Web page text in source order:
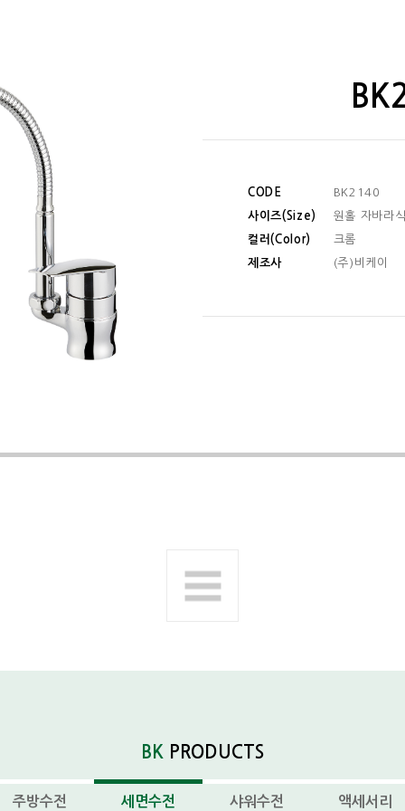
CODE
BK2140
사이즈(Size)
원홀 자바라
컬러(Color)
크롬
제조사
(주)비케이
BK PRODUCTS
주방수전 세면수전 샤워수전 액세서리